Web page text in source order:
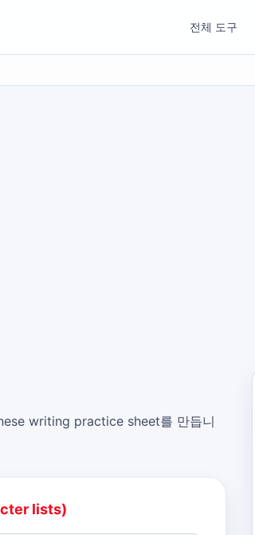
전체 도구
writing practice sheet를 만듭니
lists)